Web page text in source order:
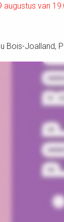
augustus van
Bois-Joalland,